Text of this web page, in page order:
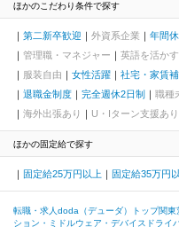
ほかのこだわり条件で探す
第二新卒歓迎 外資系企業 年間
管理職・マネジャー
英語を活かす
服装自由
女性活躍 社宅・家賃
退職金制度
完全週休2日制 職種
海外出張あり
U・Iターン支援あり
ほかの固定給で探す
固定給25万円以上 固定給35万円
転職・求人doda（デューダ）トップ関東
ション・ミドルウェア・デバイスドライ